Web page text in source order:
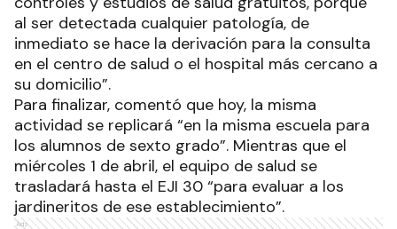
al ser detectada cualquier patología, de
inmediato se hace la derivación para la consulta
en el centro de salud o el hospital más cercano a
su domicilio”.
Para finalizar, comentó que hoy, la misma
actividad se replicará “en la misma escuela para
los alumnos de sexto grado”. Mientras que el
miércoles 1 de abril, el equipo de salud se
trasladará hasta el EJI 30 “para evaluar a los
jardineritos de ese establecimiento”.
Ads